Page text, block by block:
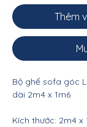
Thêm
Bộ ghế sofa góc
dài 2m4 x 1m6
Kích thước: 2m4 x